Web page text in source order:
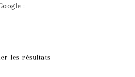
:
les résultats